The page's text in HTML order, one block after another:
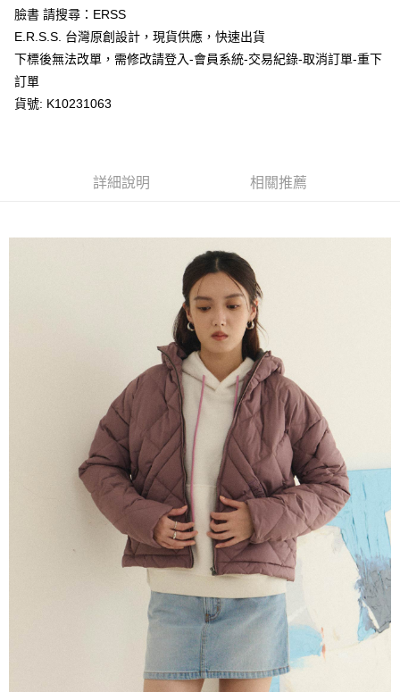
２．訂單成立數日內，您將收到繳費通知簡訊。
ATM／網路銀行／等多元方式進行付款，方視為交易完成。
※ 請注意：結帳手續完成當下不需立刻繳費，但若您需要取消訂單，請聯絡
購買商品的店家。未經商家同意取消之訂單仍視為有效，需透過AFTEE先享
後付繳納相關費用。
※ 交易是否成功請以「AFTEE先享後付 」之結帳頁面顯示為準，若有關於
１．透過由恩沛科技股份有限公司提供之「AFTEE先享後付」服務完成之交
３．未成年的使用者請事先徵得法定代理人或監護人之同意方可使用
「AFTEE先享後付」，若未經同意申辦者引起之損失，本公司不負相關責
４．使用「AFTEE先享後付」時，將依據個別帳號之用戶狀況，依本公司即
時審查核予不同之上限額度；若仍有額度不足之情形，本公司將視審查結果
５．嚴禁一人註冊多個帳號或使用他人資訊註冊。若發現惡意使用之情形，
恩沛科技股份有限公司將有權停止該用戶之使用額度並採取法律行動。
每筆NT$80，滿NT$1,200(含以上)免運費
每筆NT$80，滿NT$1,200(含以上)免運費
付款後萊爾富取貨
每筆NT$80，滿NT$1,200(含以上)免運費
每筆NT$80，滿NT$1,200(含以上)免運費
臉書 請搜尋：ERSS
E.R.S.S. 台灣原創設計，現貨供應，快速出貨
下標後無法改單，需修改請登入-會員系統-交易紀錄-取消訂單-重下
訂單
貨號: K10231063
詳細說明 相關推薦